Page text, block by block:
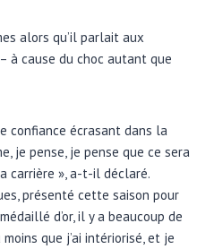
alors qu’il parlait aux
à cause du choc autant que
confiance écrasant dans la
je pense, je pense que ce sera
carrière », a-t-il déclaré.
présenté cette saison pour
d’or, il y a beaucoup de
que j’ai intériorisé, et je